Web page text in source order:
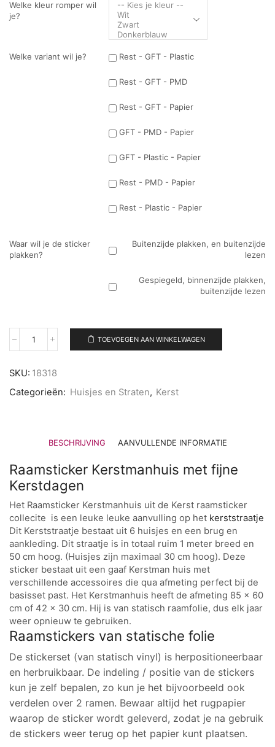
Welke kleur romper wil
je?
Welke variant wil je? Rest - GFT - Plastic
Rest - GFT - PMD
Rest - GFT - Papier
GFT - PMD - Papier
GFT - Plastic - Papier
Rest - PMD - Papier
Rest - Plastic - Papier
Waar wil je de sticker
plakken?
Buitenzijde plakken, en buitenzijde
lezen
Gespiegeld, binnenzijde plakken,
buitenzijde lezen
Raamsticker
TOEVOEGEN AAN WINKELWAGEN
SKU: 18318
Categorieën: Huisjes en Straten, Kerst
BESCHRIJVING AANVULLENDE INFORMATIE
Raamsticker Kerstmanhuis met fijne
Kerstdagen
Het Raamsticker Kerstmanhuis uit de Kerst raamsticker
collecite is een leuke leuke aanvulling op het kerststraatje
Dit Kerststraatje bestaat uit 6 huisjes en een brug en
aankleding. Dit straatje is in totaal ruim 1 meter breed en
50 cm hoog. (Huisjes zijn maximaal 30 cm hoog). Deze
sticker bestaat uit een gaaf Kerstman huis met
verschillende accessoires die qua afmeting perfect bij de
basisset past. Het Kerstmanhuis heeft de afmeting 85 x 60
cm of 42 x 30 cm. Hij is van statisch raamfolie, dus elk jaar
weer opnieuw te gebruiken.
Raamstickers van statische folie
De stickerset (van statisch vinyl) is herpositioneerbaar
en herbruikbaar. De indeling / positie van de stickers
kun je zelf bepalen, zo kun je het bijvoorbeeld ook
verdelen over 2 ramen. Bewaar altijd het rugpapier
waarop de sticker wordt geleverd, zodat je na gebruik
de stickers weer terug op het papier kunt plaatsen.